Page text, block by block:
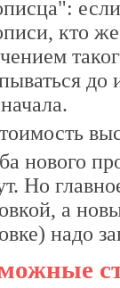
кто же
нового
Но
а
надо